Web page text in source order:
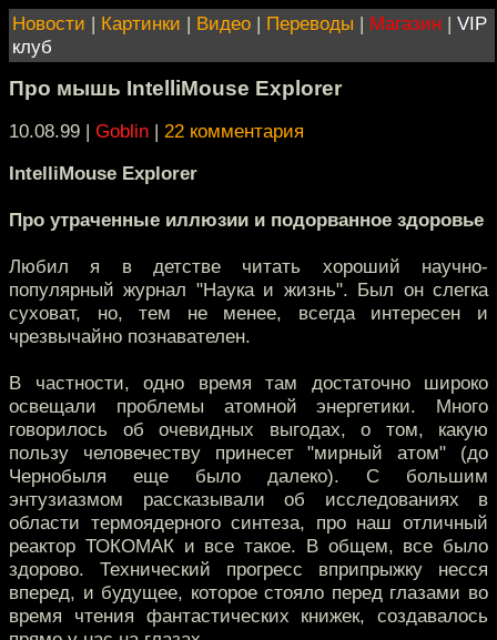
Новости | Картинки | Видео | Переводы | Магазин | VIP
клуб
Про мышь IntelliMouse Explorer
10.08.99 | Goblin | 22 комментария
IntelliMouse Explorer
Про утраченные иллюзии и подорванное здоровье
Любил я в детстве читать хороший научно-
популярный журнал "Наука и жизнь". Был он слегка
суховат, но, тем не менее, всегда интересен и
чрезвычайно познавателен.
В частности, одно время там достаточно широко
освещали проблемы атомной энергетики. Много
говорилось об очевидных выгодах, о том, какую
пользу человечеству принесет "мирный атом" (до
Чернобыля еще было далеко). С большим
энтузиазмом рассказывали об исследованиях в
области термоядерного синтеза, про наш отличный
реактор ТОКОМАК и все такое. В общем, все было
здорово. Технический прогресс вприпрыжку несся
вперед, и будущее, которое стояло перед глазами во
время чтения фантастических книжек, создавалось